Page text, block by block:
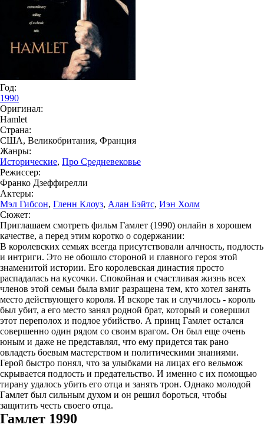
Год:
1990
Оригинал:
Hamlet
Страна:
США, Великобритания, Франция
Жанры:
Исторические, Про Средневековье
Режиссер:
Франко Дзеффирелли
Актеры:
Мэл Гибсон, Гленн Клоуз, Алан Бэйтс, Иэн Холм
Сюжет:
Приглашаем смотреть фильм Гамлет (1990) онлайн в хорошем
качестве, а перед этим коротко о содержании:
В королевских семьях всегда присутствовали алчность, подлость
и интриги. Это не обошло стороной и главного героя этой
знаменитой истории. Его королевская династия просто
распадалась на кусочки. Спокойная и счастливая жизнь всех
членов этой семьи была вмиг разращена тем, кто хотел занять
место действующего короля. И вскоре так и случилось - король
был убит, а его место занял родной брат, который и совершил
этот переполох и подлое убийство. А принц Гамлет остался
совершенно один рядом со своим врагом. Он был еще очень
юным и даже не представлял, что ему придется так рано
овладеть боевым мастерством и политическими знаниями.
Герой быстро понял, что за улыбками на лицах его вельмож
скрывается подлость и предательство. И именно с их помощью
тирану удалось убить его отца и занять трон. Однако молодой
Гамлет был сильным духом и он решил бороться, чтобы
защитить честь своего отца.
Гамлет 1990